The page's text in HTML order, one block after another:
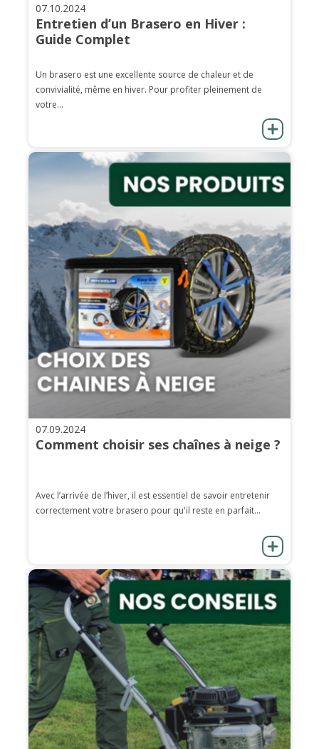
07.10.2024
Entretien d’un Brasero en Hiver :
Guide Complet
Un brasero est une excellente source de chaleur et de
convivialité, même en hiver. Pour profiter pleinement de
votre...
07.09.2024
Comment choisir ses chaînes à neige ?
Avec l’arrivée de l’hiver, il est essentiel de savoir entretenir
correctement votre brasero pour qu'il reste en parfait...